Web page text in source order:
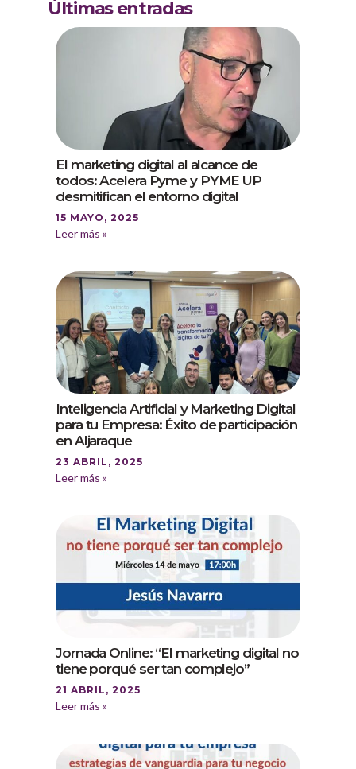
Últimas entradas
El marketing digital al alcance de
todos: Acelera Pyme y PYME UP
desmitifican el entorno digital
15 MAYO, 2025
Leer más »
Inteligencia Artificial y Marketing Digital
para tu Empresa: Éxito de participación
en Aljaraque
23 ABRIL, 2025
Leer más »
Jornada Online: “El marketing digital no
tiene porqué ser tan complejo”
21 ABRIL, 2025
Leer más »